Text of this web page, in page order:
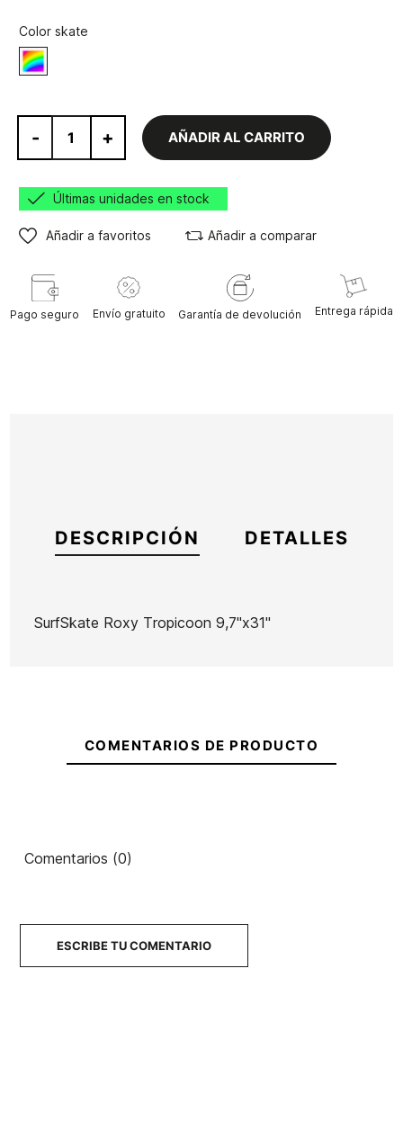
Color skate
Varios
- + AÑADIR AL CARRITO
Últimas unidades en stock
Añadir a favoritos Añadir a comparar
Pago seguro Envío gratuito Garantía de devolución Entrega rápida
DESCRIPCIÓN DETALLES
SurfSkate Roxy Tropicoon 9,7"x31"
COMENTARIOS DE PRODUCTO
Comentarios (0)
ESCRIBE TU COMENTARIO